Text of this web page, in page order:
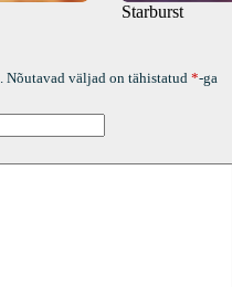
Starburst
Nõutavad väljad on tähistatud *-ga